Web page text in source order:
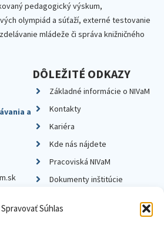
Spravovať Súhlas
pedagogický výskum,
olympiád a súťaží, externé testovanie
mládeže či správa knižničného
a
DÔLEŽITÉ ODKAZY
Základné informácie o NIVaM
Kontakty
Kariéra
Kde nás nájdete
Pracoviská NIVaM
Dokumenty inštitúcie